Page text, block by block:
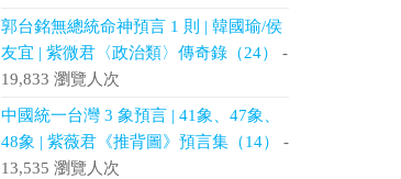
郭台銘無總統命神預言 1 則 | 韓國瑜/侯
友宜 | 紫微君〈政治類〉傳奇錄（24）
-
19,833 瀏覽人次
中國統一台灣 3 象預言 | 41象、47象、
48象 | 紫薇君《推背圖》預言集（14）
-
13,535 瀏覽人次